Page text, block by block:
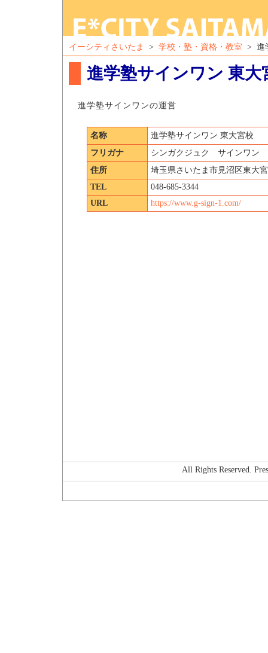
イーシティさいたま > 学校・塾・資格・教室 > 進
進学塾サインワン 東大
進学塾サインワンの運営
名称
進学塾サインワン 東大宮校
フリガナ
シンガクジュク サインワン
住所
埼玉県さいたま市見沼区東大
TEL
048-685-3344
URL
https://www.g-sign-1.com/
All Rights Reserved.